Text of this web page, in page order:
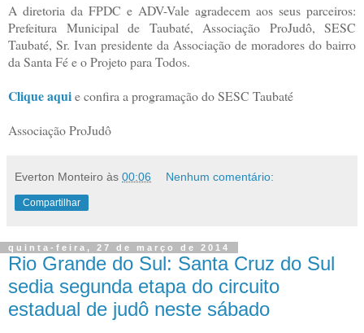
A diretoria da FPDC e ADV-Vale agradecem aos seus parceiros:
Prefeitura Municipal de Taubaté, Associação ProJudô, SESC
Taubaté, Sr. Ivan presidente da Associação de moradores do bairro
da Santa Fé e o Projeto para Todos.
Clique aquie confira a programação do SESC Taubaté
Associação ProJudô
Everton Monteiro às 00:06 Nenhum comentário:
Compartilhar
quinta-feira, 27 de março de 2014
Rio Grande do Sul: Santa Cruz do Sul
sedia segunda etapa do circuito
estadual de judô neste sábado